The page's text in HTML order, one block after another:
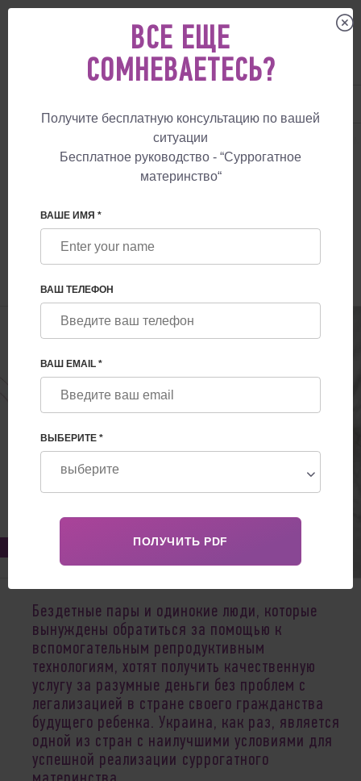
СУРРОГАТНОЕ МАТЕРИНСТВО БЛОГ
МЕЖДУНАРОДНАЯ ПРОГРАММА
СУРРОГАТНОГО МАТЕРИНСТВА
УКРАИНА-КАНАДА
Бездетные пары и одинокие люди, которые
вынуждены обратиться за помощью к
вспомогательным репродуктивным
технологиям, хотят получить качественную
услугу за разумные деньги без проблем с
легализацией в стране своего гражданства
будущего ребенка. Украина, как раз, является
одной из стран с наилучшими условиями для
успешной реализации суррогатного
ВСЕ ЕЩЕ
СОМНЕВАЕТЕСЬ?
Получите бесплатную консультацию по вашей
ситуации
Бесплатное руководство - “Суррогатное
материнство“
ВАШЕ ИМЯ *
ВАШ ТЕЛЕФОН
ВАШ EMAIL *
ВЫБЕРИТЕ *